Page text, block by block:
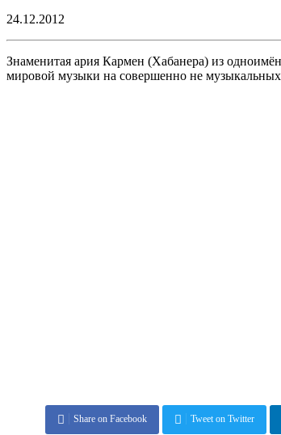
24.12.2012
Знаменитая ария Кармен (Хабанера) из
мировой музыки на совершенно не
Share on Facebook Tweet on Twitter